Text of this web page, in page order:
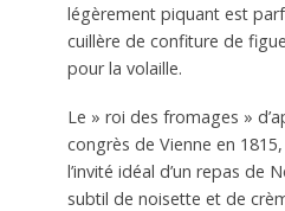
légèrement piquant est
cuillère de confiture de
pour la volaille.
Le » roi des fromages »
congrès de Vienne en 1815,
l’invité idéal d’un repas de
subtil de noisette et de